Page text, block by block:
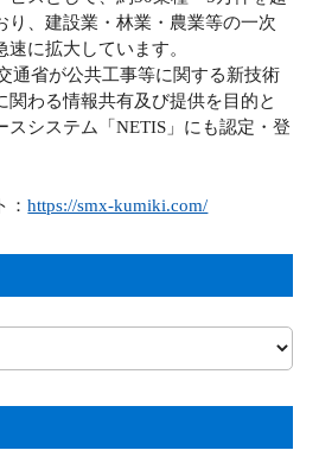
り、建設業・林業・農業等の一次
に拡大しています。
通省が公共工事等に関する新技術
関わる情報共有及び提供を目的と
スシステム「NETIS」にも認定・登
：https://smx-kumiki.com/